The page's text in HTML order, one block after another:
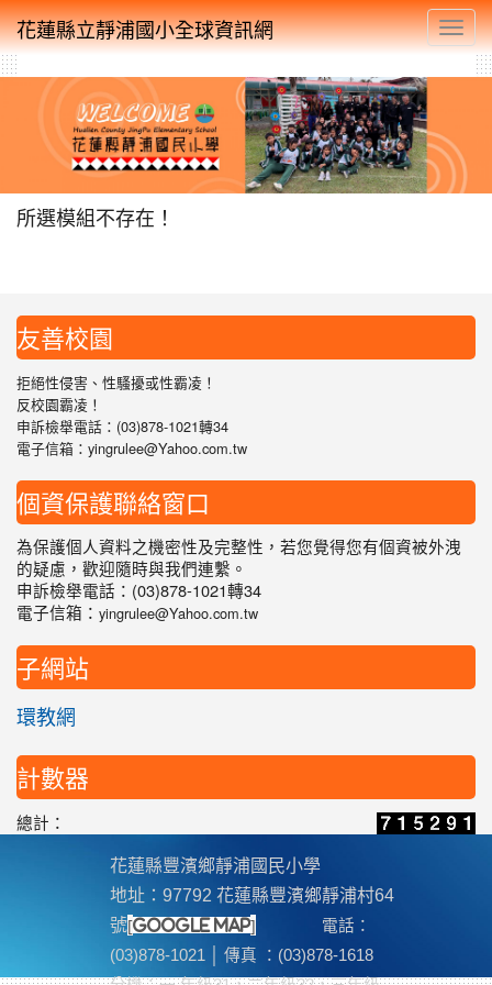
花蓮縣立靜浦國小全球資訊網
所選模組不存在！
友善校園
拒絕性侵害、性騷擾或性霸凌！
反校園霸凌！
申訴檢舉電話：(03)878-1021轉34
電子信箱：yingrulee@Yahoo.com.tw
個資保護聯絡窗口
為保護個人資料之機密性及完整性，若您覺得您有個資被外洩
的疑慮，歡迎隨時與我們連繫。
申訴檢舉電話：(03)878-1021轉34
電子信箱： yingrulee@Yahoo.com.tw
子網站
環教網
計數器
總計：
花蓮縣豐濱鄉靜浦國民小學
地址：97792 花蓮縣豐濱鄉靜浦村64
號[google map]
電話：
(03)878-1021 │ 傳真 ：(03)878-1618